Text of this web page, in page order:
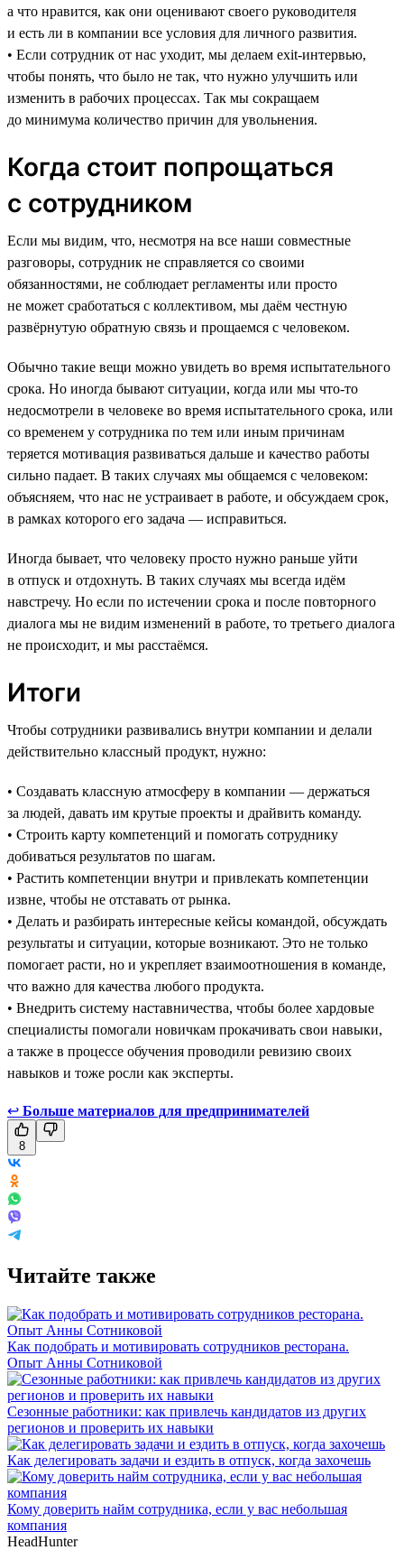
а что нравится, как они оценивают своего руководителя
и есть ли в компании все условия для личного развития.
• Если сотрудник от нас уходит, мы делаем exit-интервью,
чтобы понять, что было не так, что нужно улучшить или
изменить в рабочих процессах. Так мы сокращаем
до минимума количество причин для увольнения.
Когда стоит попрощаться
с сотрудником
Если мы видим, что, несмотря на все наши совместные
разговоры, сотрудник не справляется со своими
обязанностями, не соблюдает регламенты или просто
не может сработаться с коллективом, мы даём честную
развёрнутую обратную связь и прощаемся с человеком.
Обычно такие вещи можно увидеть во время испытательного
срока. Но иногда бывают ситуации, когда или мы что-то
недосмотрели в человеке во время испытательного срока, или
со временем у сотрудника по тем или иным причинам
теряется мотивация развиваться дальше и качество работы
сильно падает. В таких случаях мы общаемся с человеком:
объясняем, что нас не устраивает в работе, и обсуждаем срок,
в рамках которого его задача — исправиться.
Иногда бывает, что человеку просто нужно раньше уйти
в отпуск и отдохнуть. В таких случаях мы всегда идём
навстречу. Но если по истечении срока и после повторного
диалога мы не видим изменений в работе, то третьего диалога
не происходит, и мы расстаёмся.
Итоги
Чтобы сотрудники развивались внутри компании и делали
действительно классный продукт, нужно:
• Создавать классную атмосферу в компании — держаться
за людей, давать им крутые проекты и драйвить команду.
• Строить карту компетенций и помогать сотруднику
добиваться результатов по шагам.
• Растить компетенции внутри и привлекать компетенции
извне, чтобы не отставать от рынка.
• Делать и разбирать интересные кейсы командой, обсуждать
результаты и ситуации, которые возникают. Это не только
помогает расти, но и укрепляет взаимоотношения в команде,
что важно для качества любого продукта.
• Внедрить систему наставничества, чтобы более хардовые
специалисты помогали новичкам прокачивать свои навыки,
а также в процессе обучения проводили ревизию своих
навыков и тоже росли как эксперты.
↩ Больше материалов для предпринимателей
8
Читайте также
Как подобрать и мотивировать сотрудников ресторана.
Опыт Анны Сотниковой
Сезонные работники: как привлечь кандидатов из других
регионов и проверить их навыки
Как делегировать задачи и ездить в отпуск, когда захочешь
Кому доверить найм сотрудника, если у вас небольшая
компания
HeadHunter